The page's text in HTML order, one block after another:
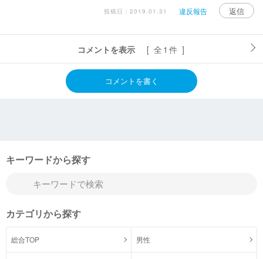
投稿日：2019.01.31 違反報告 返信
コメントを表示 [ 全1件 ]
コメントを書く
キーワードから探す
カテゴリから探す
総合TOP 男性